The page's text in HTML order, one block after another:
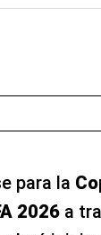
para la
2026 a